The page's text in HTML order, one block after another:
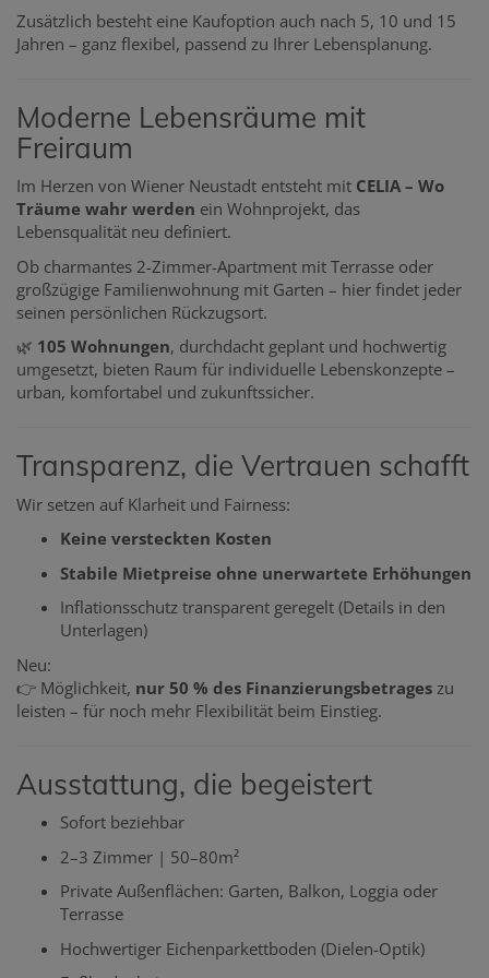
Zusätzlich besteht eine Kaufoption auch nach 5, 10 und 15
Jahren – ganz flexibel, passend zu Ihrer Lebensplanung.
Moderne Lebensräume mit
Freiraum
Im Herzen von Wiener Neustadt entsteht mit CELIA – Wo
Träume wahr werden ein Wohnprojekt, das
Lebensqualität neu definiert.
Ob charmantes 2-Zimmer-Apartment mit Terrasse oder
großzügige Familienwohnung mit Garten – hier findet jeder
seinen persönlichen Rückzugsort.
🌿 105 Wohnungen, durchdacht geplant und hochwertig
umgesetzt, bieten Raum für individuelle Lebenskonzepte –
urban, komfortabel und zukunftssicher.
Transparenz, die Vertrauen schafft
Wir setzen auf Klarheit und Fairness:
Keine versteckten Kosten
Stabile Mietpreise ohne unerwartete Erhöhungen
Inflationsschutz transparent geregelt (Details in den
Unterlagen)
Neu:
👉 Möglichkeit, nur 50 % des Finanzierungsbetrages zu
leisten – für noch mehr Flexibilität beim Einstieg.
Ausstattung, die begeistert
Sofort beziehbar
2–3 Zimmer | 50–80m²
Private Außenflächen: Garten, Balkon, Loggia oder
Terrasse
Hochwertiger Eichenparkettboden (Dielen-Optik)